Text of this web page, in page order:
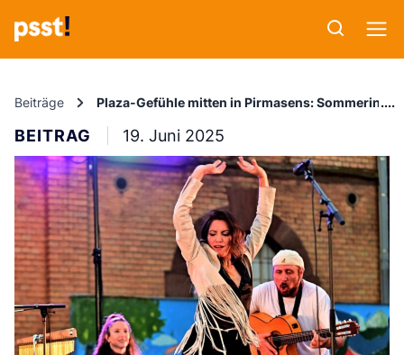
Beiträge Plaza-Gefühle mitten in Pirmasens:
BEITRAG 19. Juni 2025